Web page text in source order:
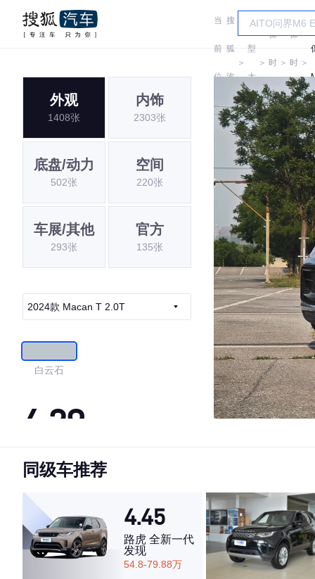
当
前
位
置:
搜
狐
汽
车
＞
车
型
大
全
＞
保
时
捷
＞
保
时
捷
＞
外观
1408张
内饰
2303张
底盘/动力
502张
空间
220张
车展/其他
293张
官方
135张
2024款 Macan T 2.0T
白云石
4.29
·外观表现较为优秀，优于63%同级车
·空间表现一般，低于99%同级车
同级车推荐
4.45
路虎 全新一代
发现
54.8-79.88万